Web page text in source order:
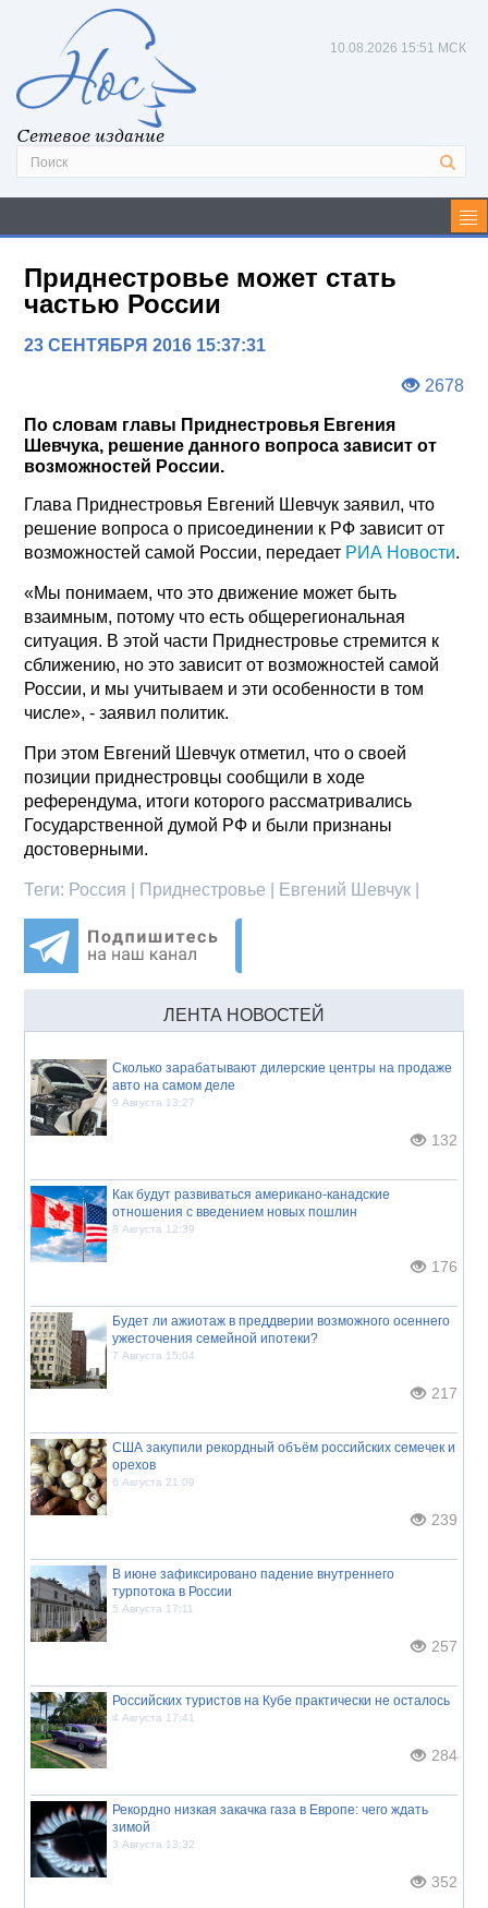
Сетевое издание
10.08.2026 15:51 МСК
Приднестровье может стать
частью России
23 СЕНТЯБРЯ 2016 15:37:31
2678
По словам главы Приднестровья Евгения
Шевчука, решение данного вопроса зависит от
возможностей России.
Глава Приднестровья Евгений Шевчук заявил, что
решение вопроса о присоединении к РФ зависит от
возможностей самой России, передает РИА Новости.
«Мы понимаем, что это движение может быть
взаимным, потому что есть общерегиональная
ситуация. В этой части Приднестровье стремится к
сближению, но это зависит от возможностей самой
России, и мы учитываем и эти особенности в том
числе», - заявил политик.
При этом Евгений Шевчук отметил, что о своей
позиции приднестровцы сообщили в ходе
референдума, итоги которого рассматривались
Государственной думой РФ и были признаны
достоверными.
Теги: Россия | Приднестровье | Евгений Шевчук |
ЛЕНТА НОВОСТЕЙ
Сколько зарабатывают дилерские центры на продаже
авто на самом деле
9 Августа 13:27
132
Как будут развиваться американо-канадские
отношения с введением новых пошлин
8 Августа 12:39
176
Будет ли ажиотаж в преддверии возможного осеннего
ужесточения семейной ипотеки?
7 Августа 15:04
217
США закупили рекордный объём российских семечек и
орехов
6 Августа 21:09
239
В июне зафиксировано падение внутреннего
турпотока в России
5 Августа 17:11
257
Российских туристов на Кубе практически не осталось
4 Августа 17:41
284
Рекордно низкая закачка газа в Европе: чего ждать
зимой
3 Августа 13:32
352